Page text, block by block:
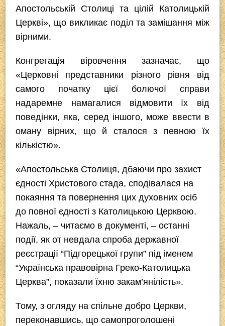
Апостольській Столиці та цілій Католицькій
Церкві», що викликає поділ та замішання між
вірними.
Конгрегація віровчення зазначає, що
«Церковні представники різного рівня від
самого початку цієї болючої справи
надаремне намагалися відмовити їх від
поведінки, яка, серед іншого, може ввести в
оману вірних, що й сталося з певною їх
кількістю».
«Апостольська Столиця, дбаючи про захист
єдності Христового стада, сподівалася на
покаяння та повернення цих духовних осіб
до повної єдності з Католицькою Церквою.
Нажаль, – читаємо в документі, – останні
події, як от невдала спроба державної
реєстрації “Підгорецької групи” під іменем
“Українська правовірна Греко-Католицька
Церква”, показали їхню закам’янілість».
Тому, з огляду на спільне добро Церкви,
переконавшись, що самопроголошені